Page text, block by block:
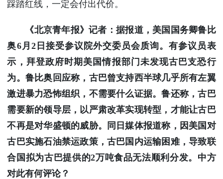
踩踏红线，一定会付出代价。
《北京青年报》记者：据报道，美国国务卿鲁比
奥6月2日接受参议院外交委员会质询。有参议员表
示，拜登政府时期美国情报部门未发现古巴支恐行
为。鲁比奥回应称，古巴曾支持西半球几乎所有左翼
激进暴力恐怖组织，不需要什么证据。鲁还称，古巴
需要新的领导层，以严肃改革实现转型，才能让古巴
不再是对华盛顿的威胁。同日媒体报道称，因美国对
古巴实施石油禁运政策，古巴国内运输困难，导致联
合国拟为古巴提供的2万吨食品无法顺利分发。中方
对此有何评论？